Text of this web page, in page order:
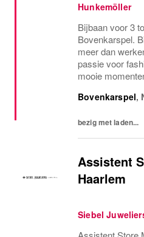
Hunkemöller
Bijbaan voor 3
Bovenkarspel.
meer dan
passie voor
mooie
inspirerende
Bovenkarspel,
bezig met laden...
Assistent
Haarlem
Siebel